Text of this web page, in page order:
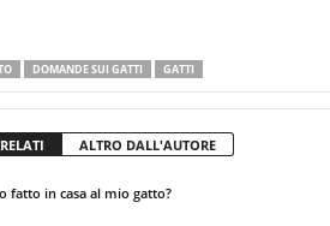
DOMANDE SUI GATTI GATTI
ALTRO DALL'AUTORE
fatto in casa al mio gatto?